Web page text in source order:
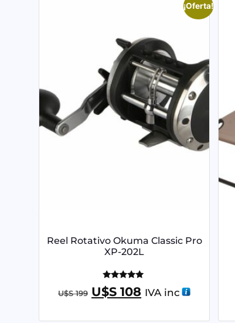
¡Oferta!
Reel Rotativo Okuma Classic Pro
XP-202L
Valorado
con
5.00
U$S199 U$S 108 IVA inc